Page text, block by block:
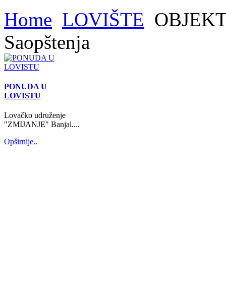
Home LOVIŠTE
Saopštenja
PONUDA U
LOVISTU
Lovačko udruženje
"ZMIJANJE" Banjal....
Opširnije..